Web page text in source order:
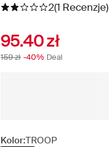
2(1 Recenzje)
95.40 zł
159 zł -40% Deal
Kolor:TROOP